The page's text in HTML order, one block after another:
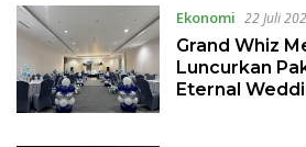
Ekonomi 22 Juli
Grand Whiz
Luncurkan
Eternal